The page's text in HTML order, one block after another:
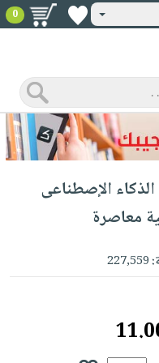
0
الإصطناعى
معاصرة
227,559